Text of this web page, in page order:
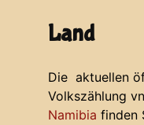
Land
Die aktuellen
Volkszählung
Namibia finden